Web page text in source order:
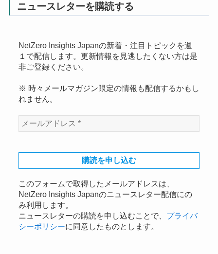
ニュースレターを購読する
NetZero Insights Japanの新着・注目トピックを週
１で配信します。更新情報を見逃したくない方は是
非ご登録ください。
※ 時々メールマガジン限定の情報も配信するかもし
れません。
このフォームで取得したメールアドレスは、
NetZero Insights Japanのニュースレター配信にの
み利用します。
ニュースレターの購読を申し込むことで、 プライバ
シーポリシーに同意したものとします。